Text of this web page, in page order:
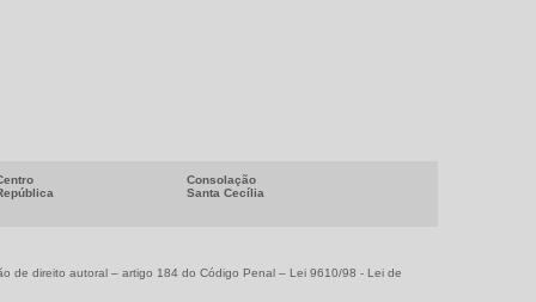
Consolação
Santa Cecília
de direito autoral – artigo 184 do Código Penal – Lei 9610/98 - Lei de